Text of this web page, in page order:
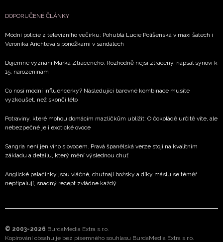
DOPORUČENÉ ČLÁNKY
Módní policie z televizního večírku: Pohublá Lucie Polišenská v maxi šatech i
Veronika Arichteva s ponožkami v sandálech
Dojemné vyznání Marka Ztraceného: Rozhodně nejsi ztracený, napsal synovi k
15. narozeninám
Co nosí módní influencerky? Následující barevné kombinace musíte
vyzkoušet, než skončí léto
Potraviny, které mohou domácím mazlíčkům ublížit: O čokoládě určitě víte, ale
nebezpečné je i exotické ovoce
Sangria není jen víno s ovocem. Pravá španělská verze stojí na kvalitním
základu a detailu, který mění výslednou chuť
Anglické palačinky jsou vláčné, chutnají božsky a díky máslu se téměř
nepřipalují, snadný recept zvládne každý
© 2003-2026 BurdaMedia Extra s.r.o.
Kopírování obsahu je bez písemného souhlasu BurdaMedia Extra s.r.o.